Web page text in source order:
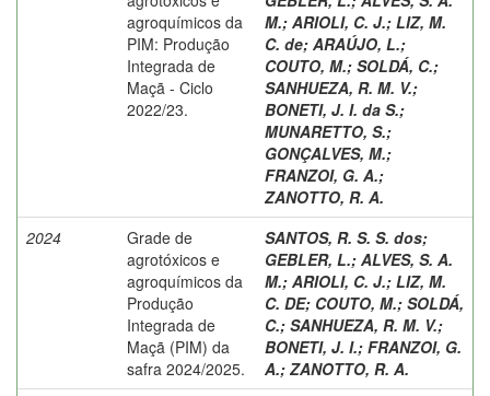
agroquímicos da
PIM: Produção
Integrada de
Maçã - Ciclo
2022/23.
M.; ARIOLI, C. J.; LIZ, M.
C. de; ARAÚJO, L.;
COUTO, M.; SOLDÁ, C.;
SANHUEZA, R. M. V.;
BONETI, J. I. da S.;
MUNARETTO, S.;
GONÇALVES, M.;
FRANZOI, G. A.;
ZANOTTO, R. A.
2024
Grade de
agrotóxicos e
agroquímicos da
Produção
Integrada de
Maçã (PIM) da
safra 2024/2025.
SANTOS, R. S. S. dos;
GEBLER, L.; ALVES, S. A.
M.; ARIOLI, C. J.; LIZ, M.
C. DE; COUTO, M.; SOLDÁ,
C.; SANHUEZA, R. M. V.;
BONETI, J. I.; FRANZOI, G.
A.; ZANOTTO, R. A.